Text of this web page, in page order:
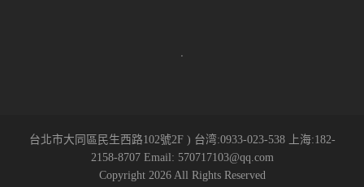
.
台北市大同區民生西路102號2F ) 台湾:0933-023-538 上海:182-
2158-8707 Email: 570717103@qq.com
Copyright 2026 All Rights Reserved